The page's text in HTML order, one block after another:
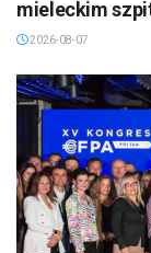
mieleckim
2026-08-07